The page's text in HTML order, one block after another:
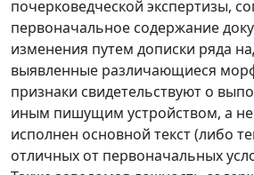
почерковедческой экспертизы,
первоначальное содержание
изменения путем дописки ряда
выявленные различающиеся
признаки свидетельствуют о
иным пишущим устройством, а
исполнен основной текст (либо
отличных от первоначальных